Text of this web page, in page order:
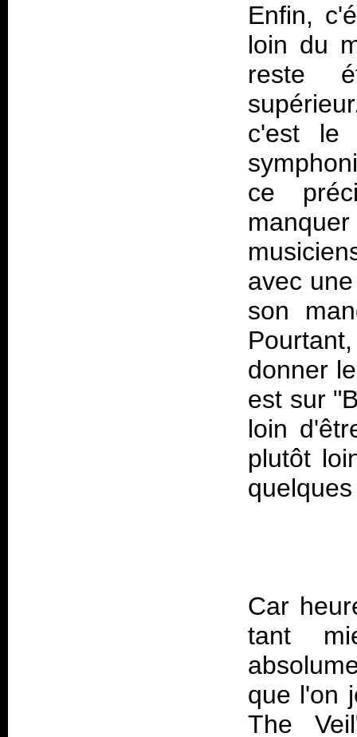
Enfin,
loin du
reste
c'est le
ce
avec
son
donner
est sur
loin
plutôt
Car
tant
que l'on
The